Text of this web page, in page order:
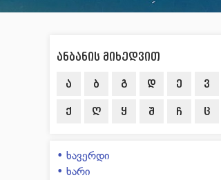
ანბანის მიხედვით
ა ბ გ დ ე ვ
ქ ღ ყ შ ჩ ც
• ხავერდი
• ხარი